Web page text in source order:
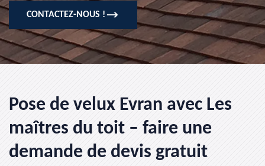
CONTACTEZ-NOUS !
Pose de velux Evran avec Les
maîtres du toit – faire une
demande de devis gratuit